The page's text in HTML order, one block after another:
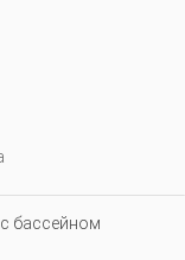
бассейном